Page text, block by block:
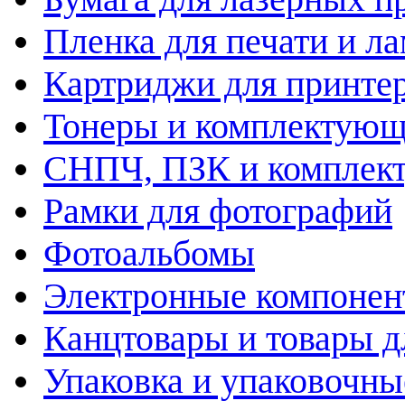
Пленка для печати и
Картриджи для
Тонеры и
СНПЧ, ПЗК и
Рамки для фотографий
Фотоальбомы
Электронные
Канцтовары и товары
Упаковка и